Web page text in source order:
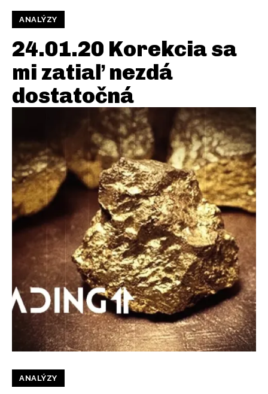
ANALÝZY
24.01.20 Korekcia sa
mi zatiaľ nezdá
dostatočná
ANALÝZY